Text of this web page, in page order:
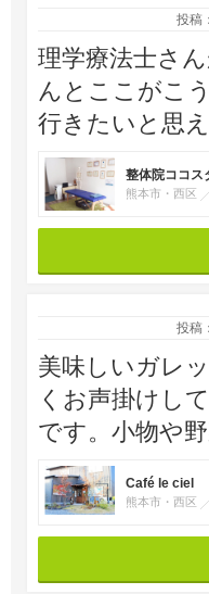
投稿
理学療法士さ
んとここがこ
行きたいと思
整体院ココ
熊本市・西区
投稿
美味しいガレ
くお声掛けし
です。小物や
Café le ciel
熊本市・西区